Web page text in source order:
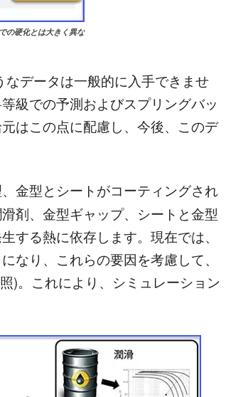
の硬化とは大きく異な
データは一般的に入手できませ
級での予測およびスプリングバッ
はこの点に配慮し、今後、このデ
金型とシートがコーティングされ
剤、金型ギャップ、シートと金型
する熱に依存します。現在では、
なり、これらの要因を考慮して、
)。これにより、シミュレーション